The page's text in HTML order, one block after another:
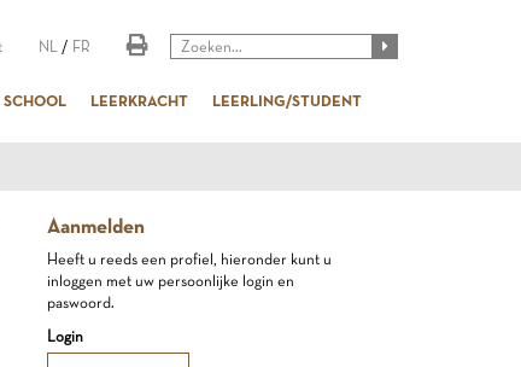
NL / FR
SCHOOL LEERKRACHT LEERLING/STUDENT
Aanmelden
Heeft u reeds een profiel, hieronder kunt u
inloggen met uw persoonlijke login en
paswoord.
Login